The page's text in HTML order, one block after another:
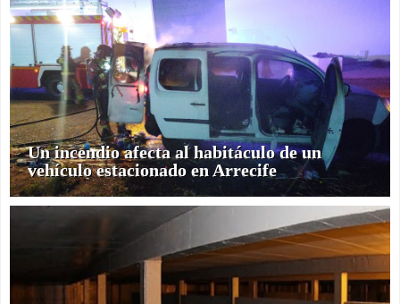
Un incendio afecta al habitáculo de un
vehículo estacionado en Arrecife